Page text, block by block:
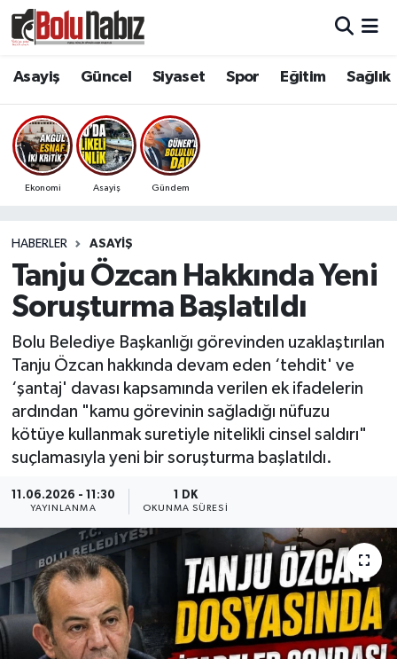
Asayiş Güncel Siyaset Spor Eğitim Sağlık
Ekonomi Asayiş Gündem
HABERLER ASAYIŞ
Tanju Özcan Hakkında Yeni
Soruşturma Başlatıldı
Bolu Belediye Başkanlığı görevinden uzaklaştırılan
Tanju Özcan hakkında devam eden ‘tehdit' ve
‘şantaj' davası kapsamında verilen ek ifadelerin
ardından "kamu görevinin sağladığı nüfuzu
kötüye kullanmak suretiyle nitelikli cinsel saldırı"
suçlamasıyla yeni bir soruşturma başlatıldı.
11.06.2026 - 11:30
YAYINLANMA
1 DK
OKUNMA SÜRESI
Güncel
Bolu Hava Durumu
Bolu Namaz Vakitleri
Süper Lig Puan Durumu ve Fikstür
Tüm Manşetler
Son Dakika Haberleri
Haber Arşivi